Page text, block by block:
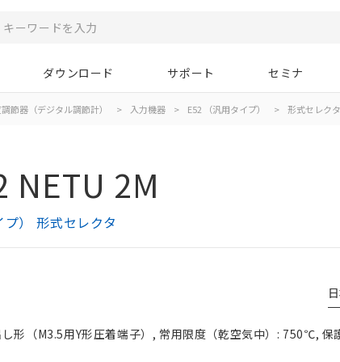
ダウンロード サポート セミナ
節器（デジタル調節計） > 入力機器 > E52 （汎用タイプ） > 形式セレクタ
NETU 2M
） 形式セレクタ
形（M3.5用Y形圧着端子）, 常用限度（乾空気中）: 750℃, 保